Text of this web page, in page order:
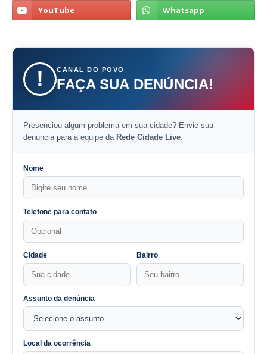
! CANAL DO POVO
FAÇA SUA DENÚNCIA!
Presenciou algum problema em sua cidade? Envie sua
denúncia para a equipe da Rede Cidade Live.
Nome
Telefone para contato
Cidade Bairro
Assunto da denúncia
Local da ocorrência